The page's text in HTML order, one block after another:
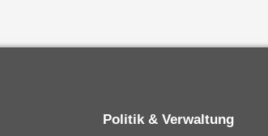
Politik & Verwaltung